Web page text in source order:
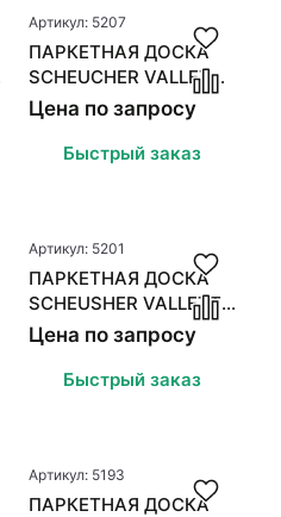
Артикул: 5207
ПАРКЕТНАЯ ДОСКА
SCHEUCHER VALLETTA
OAK ASTIG TXM NEBLA
Цена по запросу
Быстрый заказ
Артикул: 5201
ПАРКЕТНАЯ ДОСКА
SCHEUSHER VALLETTA
OAK ASTIG TXM
POLARWHITE
Цена по запросу
Быстрый заказ
Артикул: 5193
ПАРКЕТНАЯ ДОСКА